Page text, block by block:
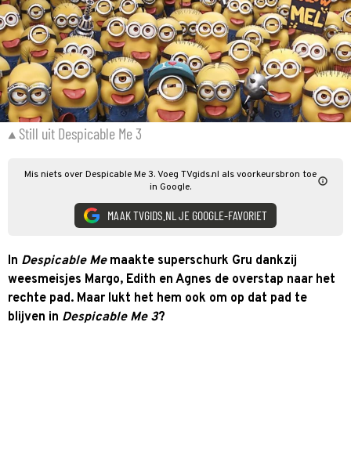
Still uit Despicable Me 3
Mis niets over Despicable Me 3. Voeg TVgids.nl als voorkeursbron toe
in Google.
MAAK TVGIDS.NL JE GOOGLE-FAVORIET
In Despicable Memaakte superschurk Gru dankzij
weesmeisjes Margo, Edith en Agnes de overstap naar het
rechte pad. Maar lukt het hem ook om op dat pad te
blijven in Despicable Me 3?